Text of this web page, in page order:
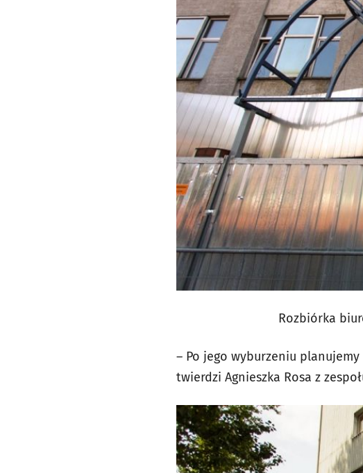
Rozbiórka
– Po jego wyburzeniu
twierdzi Agnieszka Rosa z